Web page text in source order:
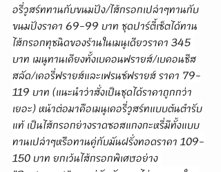
อรี่วูสร์ททานกับขนมปัง/ไส้กรอกเปล่าๆทานกับ
ขนมปังราคา 69-99 บาท ชุดปาร์ตี้เซ็ตได้ทาน
ไส้กรอกทุชนิดของร้านในเมนูเดียวราคา 345
บาท เมนูทานเคียงทั้งเบคอนฟรายส์/เบคอนชีส
สลัด/เคอรี่ฟรายส์และเฟรนซ์ฟรายส์ ราคา 79-
119 บาท (แนะนำว่าสั่งเป็นชุดได้ราคาถูกกว่า
เยอะ) หน้าต่อมาคือเมนูเคอรี่วูสร์ทแบบต้นตำรับ
แท้ เป็นไส้กรอกย่างราดซอสแกงกะหรี่มีทั้งแบบ
ทานเปล่าๆหรือทานคู่กับมันฝรั่งทอดราคา 109-
150 บาท ยกเว้นไส้กรอกพิเศษอย่าง